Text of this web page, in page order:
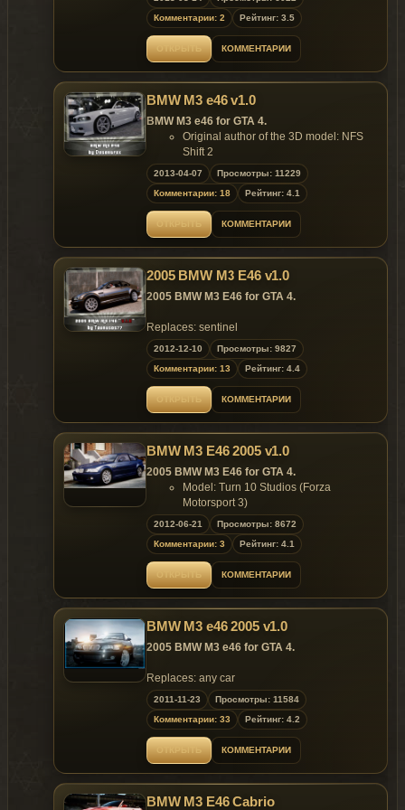
E-mail: kovalevich007@yandex.ru
skype: hacker_utd
Комментарии: 2
Рейтинг: 3.5
КОММЕНТАРИИ
BMW M3 e46 v1.0
BMW M3 e46 for GTA 4.
Original author of the 3D model: NFS
Shift 2
Converted & Edited by DesertFox
(Prteam-Gta.ru)
Author video: DeN4iK_72
Screenshots by lszv-p4elkin
Features:
Support for all main functions of the
game.
Replaces: schafter
Gta
.ru 30.04.2013 !
~ GTAMANIA EXCLUSIVE ~
DO NOT HOST THIS MOD ON OTHER
WEBSITE UNTIL 30.04.2013 !
2013-04-07
Просмотры: 11229
Комментарии: 18
Рейтинг: 4.1
КОММЕНТАРИИ
2005 BMW M3 E46 v1.0
2005 BMW M3 E46 for GTA 4.
Replaces: sentinel
Model is exclusive toGtaMania
10.01.2013 !
~ GTAMANIA EXCLUSIVE ~
DO NOT HOST THIS MOD ON OTHER
WEBSITE UNTIL 10.01.2013 !
2012-12-10
Просмотры: 9827
Комментарии: 13
Рейтинг: 4.4
КОММЕНТАРИИ
BMW M3 E46 2005 v1.0
2005 BMW M3 E46 for GTA 4.
Model: Turn 10 Studios (Forza
Motorsport 3)
Convert: Spidereon
Helps, Settings, Screen shots & Paint
Jobs: outsid3r4
Help: monster875 & Chipicao
Video: Carrythxd
Features of model:
HQ Engine;
Special tire texture;
Realistic Handling;
Full realtime reflecting side mirrors;
Colorable interior;
Ability to add liveries and edit tint
darkness on windows (except front
windshield);
Gauge emissive;
High quality L1 and L2 model;
2012-06-21
Просмотры: 8672
Комментарии: 3
Рейтинг: 4.1
КОММЕНТАРИИ
BMW M3 e46 2005 v1.0
2005 BMW M3 e46 for GTA 4.
Replaces: any car
2011-11-23
Просмотры: 11584
Комментарии: 33
Рейтинг: 4.2
КОММЕНТАРИИ
BMW M3 E46 Cabrio